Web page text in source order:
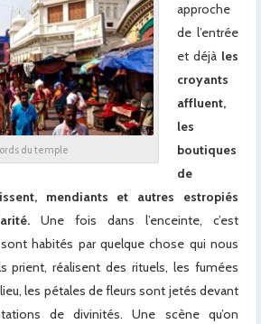
du temple
approche
de l’entrée
et déjà les
croyants
affluent,
les
boutiques
de
mendiants et autres estropiés
Une fois dans l’enceinte, c’est
habités par quelque chose qui nous
prient, réalisent des rituels, les fumées
les pétales de fleurs sont jetés devant
de divinités. Une scène qu’on